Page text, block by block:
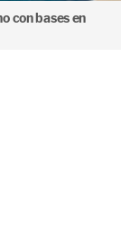
con bases en